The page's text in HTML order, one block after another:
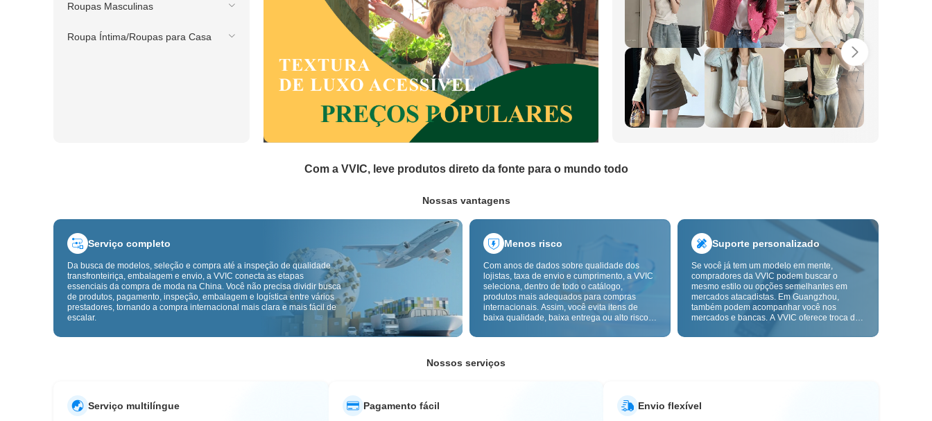
Roupas Masculinas
Roupa Íntima/Roupas para Casa
Com a VVIC, leve produtos direto da fonte para o mundo todo
Nossas vantagens
Serviço completo
Da busca de modelos, seleção e compra até a inspeção de qualidade
transfronteiriça, embalagem e envio, a VVIC conecta as etapas
essenciais da compra de moda na China. Você não precisa dividir busca
de produtos, pagamento, inspeção, embalagem e logística entre vários
prestadores, tornando a compra internacional mais clara e mais fácil de
escalar.
Menos risco
Com anos de dados sobre qualidade dos
lojistas, taxa de envio e cumprimento, a VVIC
seleciona, dentro de todo o catálogo,
produtos mais adequados para compras
internacionais. Assim, você evita itens de
baixa qualidade, baixa entrega ou alto risco,
inspeção de qualidade transfronteiriça e as
riscos de qualidade, alfândega e pós-venda.
Suporte personalizado
Se você já tem um modelo em mente,
compradores da VVIC podem buscar o
mesmo estilo ou opções semelhantes em
mercados atacadistas. Em Guangzhou,
também podem acompanhar você nos
mercados e bancas. A VVIC oferece troca de
OEM por imagem ou amostra, para tornar
Nossos serviços
Serviço multilíngue Pagamento fácil Envio flexível